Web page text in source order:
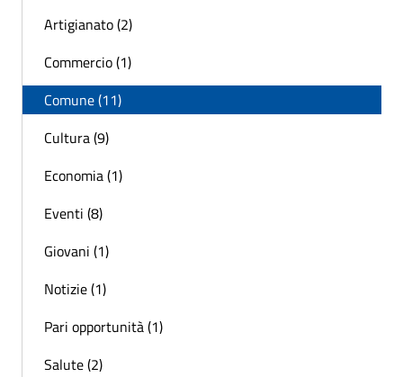
Artigianato (2)
Commercio (1)
Comune (11)
Cultura (9)
Economia (1)
Eventi (8)
Giovani (1)
Notizie (1)
Pari opportunità (1)
Salute (2)